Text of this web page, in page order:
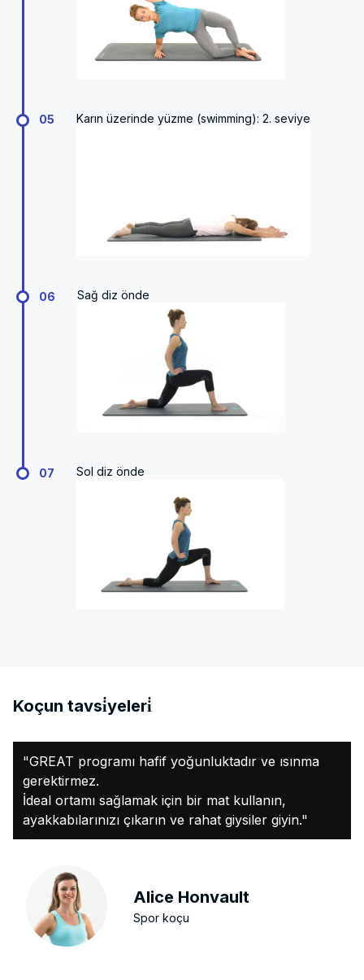
05 Karın üzerinde yüzme (swimming): 2. seviye
06 Sağ diz önde
07 Sol diz önde
Koçun tavsi̇yeleri̇
"GREAT programı hafif yoğunluktadır ve ısınma
gerektirmez.
İdeal ortamı sağlamak için bir mat kullanın,
ayakkabılarınızı çıkarın ve rahat giysiler giyin."
Alice Honvault
Spor koçu